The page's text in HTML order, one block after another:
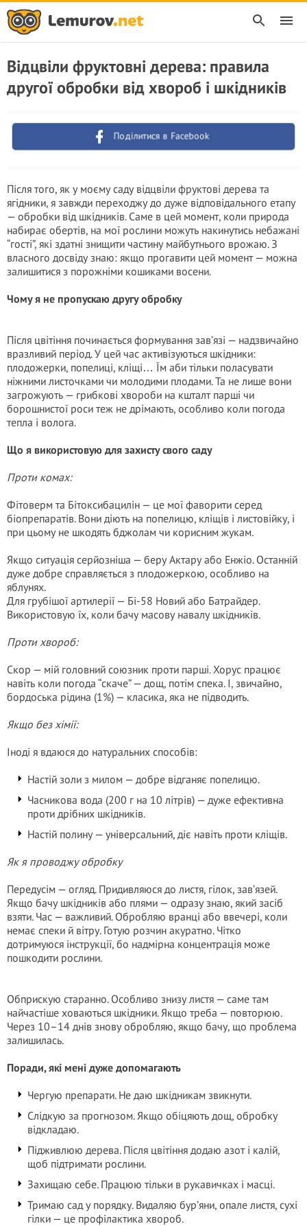
Відцвіли фруктовні дерева: правила
другої обробки від хвороб і шкідників
Поділитися в Facebook
Після того, як у моєму саду відцвіли фруктові дерева та
ягідники, я завжди переходжу до дуже відповідального етапу
— обробки від шкідників. Саме в цей момент, коли природа
набирає обертів, на мої рослини можуть накинутись небажані
“гості”, які здатні знищити частину майбутнього врожаю. З
власного досвіду знаю: якщо прогавити цей момент — можна
залишитися з порожніми кошиками восени.
Чому я не пропускаю другу обробку
Після цвітіння починається формування зав’язі — надзвичайно
вразливий період. У цей час активізуються шкідники:
плодожерки, попелиці, кліщі… Їм аби тільки поласувати
ніжними листочками чи молодими плодами. Та не лише вони
загрожують — грибкові хвороби на кшталт парші чи
борошнистої роси теж не дрімають, особливо коли погода
тепла і волога.
Що я використовую для захисту свого саду
Проти комах:
Фітоверм та Бітоксибацилін — це мої фаворити серед
біопрепаратів. Вони діють на попелицю, кліщів і листовійку, і
при цьому не шкодять бджолам чи корисним жукам.
Якщо ситуація серйозніша — беру Актару або Енжіо. Останній
дуже добре справляється з плодожеркою, особливо на
яблунях.
Для грубішої артилерії — Бі-58 Новий або Батрайдер.
Використовую їх, коли бачу масову навалу шкідників.
Проти хвороб:
Скор — мій головний союзник проти парші. Хорус працює
навіть коли погода “скаче” — дощ, потім спека. І, звичайно,
бордоська рідина (1%) — класика, яка не підводить.
Якщо без хімії:
Іноді я вдаюся до натуральних способів:
Настій золи з милом — добре відганяє попелицю.
Часникова вода (200 г на 10 літрів) — дуже ефективна
проти дрібних шкідників.
Настій полину — універсальний, діє навіть проти кліщів.
Як я проводжу обробку
Передусім — огляд. Придивляюся до листя, гілок, зав’язей.
Якщо бачу шкідників або плями — одразу знаю, який засіб
взяти. Час — важливий. Обробляю вранці або ввечері, коли
немає спеки й вітру. Готую розчин акуратно. Чітко
дотримуюся інструкції, бо надмірна концентрація може
пошкодити рослини.
Обприскую старанно. Особливо знизу листя — саме там
найчастіше ховаються шкідники. Якщо треба — повторюю.
Через 10–14 днів знову обробляю, якщо бачу, що проблема
залишилась.
Поради, які мені дуже допомагають
Чергую препарати. Не даю шкідникам звикнути.
Слідкую за прогнозом. Якщо обіцяють дощ, обробку
відкладаю.
Підживлюю дерева. Після цвітіння додаю азот і калій,
щоб підтримати рослини.
Захищаю себе. Працюю тільки в рукавичках і масці.
Тримаю сад у порядку. Видаляю бур’яни, опале листя, сухі
гілки — це профілактика хвороб.